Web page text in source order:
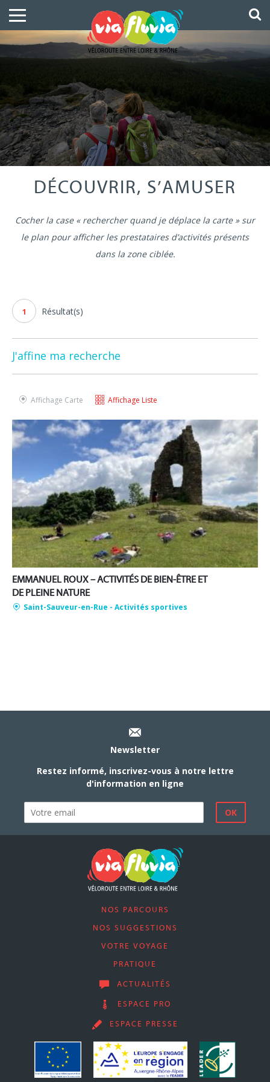
DÉCOUVRIR, S’AMUSER
Cocher la case « rechercher quand je déplace la carte » sur
le plan pour afficher les prestataires d’activités présents
dans la zone ciblée.
1 Résultat(s)
J'affine ma recherche
Affichage Carte Affichage Liste
EMMANUEL ROUX – ACTIVITÉS DE BIEN-ÊTRE ET
DE PLEINE NATURE
Saint-Sauveur-en-Rue - Activités sportives
Newsletter
Restez informé, inscrivez-vous à notre lettre
d'information en ligne
NOS PARCOURS
NOS SUGGESTIONS
VOTRE VOYAGE
PRATIQUE
ACTUALITÉS
ESPACE PRO
ESPACE PRESSE